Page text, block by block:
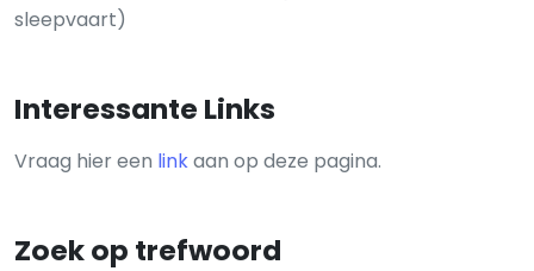
sleepvaart)
Interessante Links
Vraag hier een linkaan op deze pagina.
Zoek op trefwoord